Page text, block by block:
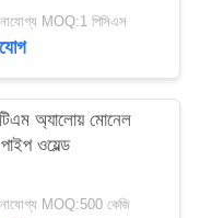
গ্যাস 1093 °C (2000
600 এর জন্য
MOQ:1 পিসিএস
অ্যালোয় মোনেল
ওয়েল্ড
MOQ:500 কেজি